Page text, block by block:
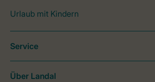
Urlaub mit Kindern
Service
Über Landal